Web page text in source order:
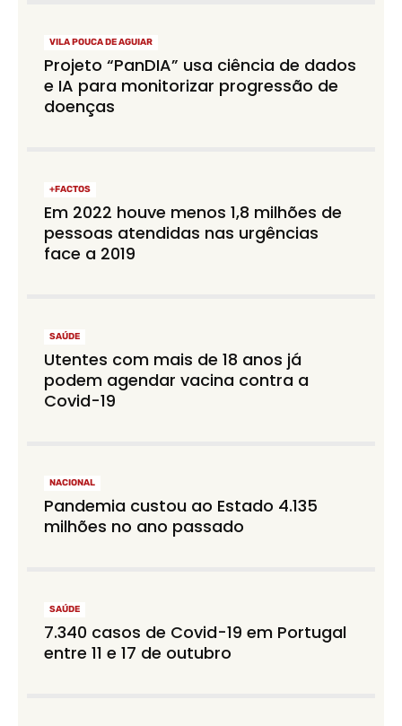
VILA POUCA DE AGUIAR
Projeto “PanDIA” usa ciência de dados
e IA para monitorizar progressão de
doenças
+FACTOS
Em 2022 houve menos 1,8 milhões de
pessoas atendidas nas urgências
face a 2019
SAÚDE
Utentes com mais de 18 anos já
podem agendar vacina contra a
Covid-19
NACIONAL
Pandemia custou ao Estado 4.135
milhões no ano passado
SAÚDE
7.340 casos de Covid-19 em Portugal
entre 11 e 17 de outubro